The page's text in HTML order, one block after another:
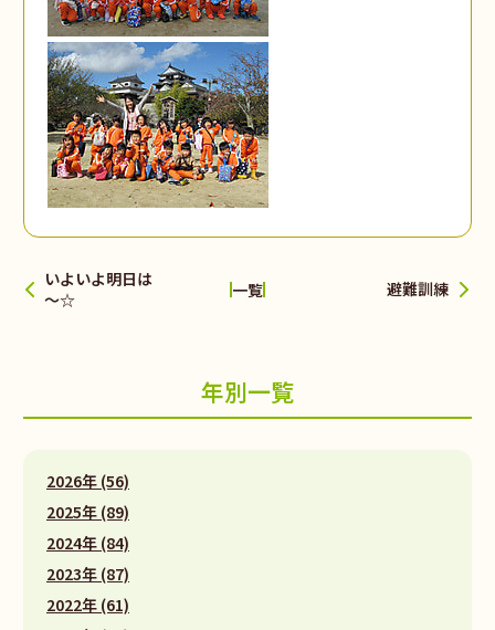
いよいよ明日は
～☆
一覧 避難訓練
年別一覧
2026年 (56)
2025年 (89)
2024年 (84)
2023年 (87)
2022年 (61)